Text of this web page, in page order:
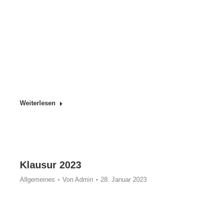
Weiterlesen
Klausur 2023
Allgemeines Von Admin 28. Januar 2023